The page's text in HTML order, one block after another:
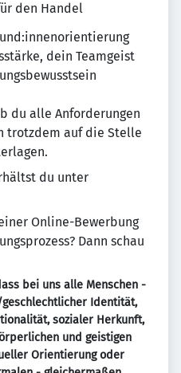
den Handel
dein Teamgeist
du alle Anforderungen
trotzdem auf die Stelle
du unter
Online-Bewerbung
Dann schau
bei uns alle Menschen -
Identität,
sozialer Herkunft,
und geistigen
Orientierung oder